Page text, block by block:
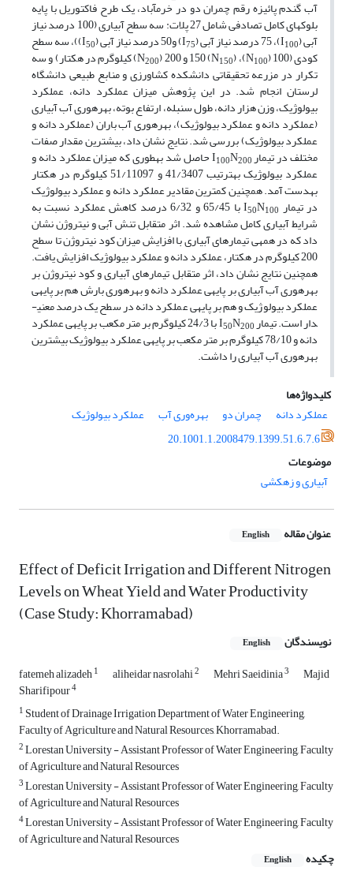
آب گندم پائیزه رقم چمران دو در خرم­آباد، یک طرح فاکتوریل با پایه
بلوک­های کامل تصادفی شامل 27 پلات: سه سطح ­آبیاری (100 درصد نیاز
آبی (I100 )، 75 درصد نیاز آبی (I 75 ) و50 درصد نیاز آبی (I 50 ))، سه سطح
کودی (100 (N 100 )، 150 (N 150) و 200 (N 200 ) کیلوگرم در هکتار) و سه
تکرار در مزرعه تحقیقاتی دانشکده کشاورزی و منابع طبیعی دانشگاه
لرستان انجام شد. در این پژوهش میزان عملکرد دانه، عملکرد
بیولوژیک، وزن هزار دانه، طول سنبله، ارتفاع بوته، بهره­وری آب آبیاری
(عملکرد دانه و عملکرد بیولوژیک)، بهره­وری آب باران (عملکرد دانه و
عملکرد بیولوژیک) بررسی شد. نتایج نشان داد، بیشترین مقدار صفات
مختلف در تیمار I 100N200 حاصل شد به­طوری که میزان عملکرد دانه و
عملکرد بیولوژیک به­ترتیب 41/3407 و 51/11097 کیلوگرم در هکتار
به­دست آمد. همچنین کمترین مقادیر عملکرد دانه و عملکرد بیولوژیک
در تیمار I 50N100 با 65/45 و 6/32 درصد کاهش عملکرد نسبت به
شرایط آبیاری کامل مشاهده شد. اثر متقابل تنش آبی و نیتروژن نشان
داد که در همه­ی تیمار­های آبیاری با افزایش میزان کود نیتروژن تا سطح
200 کیلوگرم در هکتار، عملکرد دانه و عملکرد بیولوژیک افزایش یافت.
همچنین نتایج نشان داد، اثر متقابل تیمار­های آبیاری و کود نیتروژن بر
بهره­وری آب آبیاری بر پایه­ی عملکرد دانه و بهره­وری بارش هم بر پایه­ی
عملکرد بیولوژیک و هم بر پایه­ی عملکرد دانه در سطح یک درصد معنی­
دار است. تیمار I 50N200 با 24/3 کیلوگرم بر متر مکعب بر پایه­ی عملکرد
دانه و 78/10 کیلوگرم بر متر مکعب بر پایه­ی عملکرد بیولوژیک بیشترین
بهره­وری آب آبیاری را داشت.
کلیدواژه‌ها
عملکرد دانه
چمران دو بهره‌وری آب
عملکرد بیولوژیک
20.1001.1.2008479.1399.51.6.7.6
موضوعات
آبیاری و زهکشی
عنوان مقاله English
Effect of Deficit Irrigation and Different Nitrogen
Levels on Wheat Yield and Water Productivity
(Case Study: Khorramabad)
نویسندگان English
fatemeh alizadeh1 aliheidar nasrolahi2 Mehri Saeidinia3 Majid
Sharifipour4
1 Student of Drainage Irrigation Department of Water Engineering,
Faculty of Agriculture and Natural Resources, Khorramabad.
2Lorestan University - Assistant Professor of Water Engineering, Faculty
of Agriculture and Natural Resources
3Lorestan University - Assistant Professor of Water Engineering, Faculty
of Agriculture and Natural Resources
4Lorestan University - Assistant Professor of Water Engineering, Faculty
of Agriculture and Natural Resources
چکیده
English